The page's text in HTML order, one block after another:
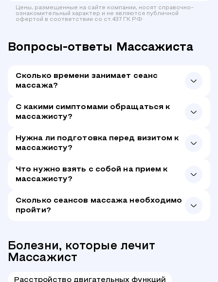
Цены, размещенные на сайте компании, носят справочно-
ознакомительный характер и не являются публичной
офертой в соответствии со ст.437 ГК РФ
Вопросы-ответы Массажиста
Сколько времени занимает сеанс
массажа?
С какими симптомами обращаться к
массажисту?
Нужна ли подготовка перед визитом к
массажисту?
Что нужно взять с собой на прием к
массажисту?
Сколько сеансов массажа необходимо
пройти?
Болезни, которые лечит
Массажист
Расстройство двигательных функций